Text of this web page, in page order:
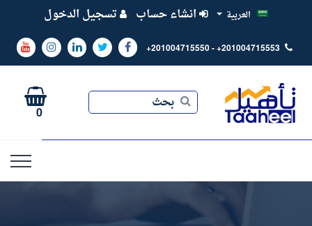
العربية انشاء حساب تسجيل الدخول
+201004715550 - +201004715553
بحث 0